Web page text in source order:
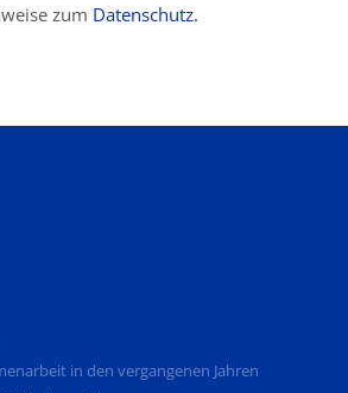
zum Datenschutz.
in den vergangenen Jahren